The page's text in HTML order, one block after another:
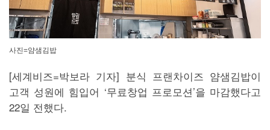
사진=얌샘김밥
[세계비즈=박보라 기자] 분식 프랜차이즈 얌샘김밥이
고객 성원에 힘입어 ‘무료창업 프로모션’을 마감했다고
22일 전했다.